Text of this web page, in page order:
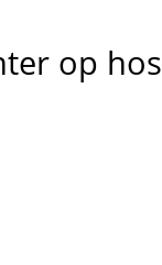
op hos